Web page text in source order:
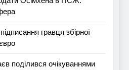
гравця збірної
поділився очікуваннями